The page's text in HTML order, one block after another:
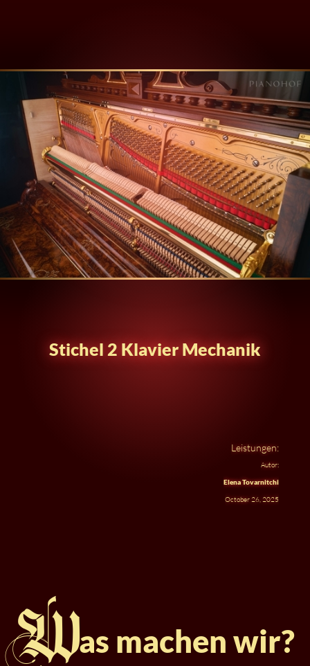
Stichel 2 Klavier Mechanik
Leistungen:
Autor:
Elena Tovarnitchi
October 26, 2025
Was machen wir?